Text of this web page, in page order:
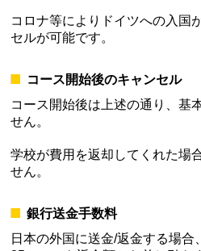
コロナ等によりドイツへの入国
セルが可能です。
コース開始後のキャンセル
コース開始後は上述の通り、基
せん。
学校が費用を返却してくれた場
せん。
銀行送金手数料
日本の外国に送金/返金する場